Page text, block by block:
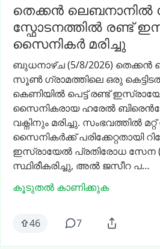
തെക്കൻ
സ്ഫോടനത്തിൽ രണ്ട്
സൈനികർ മരിച്ചു
ബുധനാഴ്ച(5/8/2026) തെക്കൻ
സൂൺ ഗ്രാമത്തിലെ ഒരു
കെണിയിൽ പെട്ട് രണ്ട്
സൈനികരായ ഹരേൽ
വക്നിനും മരിച്ചു. സംഭവത്തിൽ മറ്റ്
സൈനികർക്ക് പരിക്കേറ്റതായി
ഇസ്രായേൽ പ്രതിരോധ സേന
സ്ഥിരീകരിച്ചു, അൽ ജസീറ പ…
കൂടുതൽ കാണിക്കുക
46 7